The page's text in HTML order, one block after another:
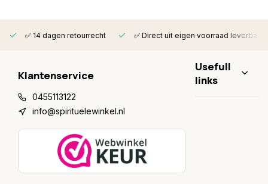
✅ 14 dagen retourrecht ✅ Direct uit eigen voorraad leverbaar
Klantenservice
0455113122
info@spirituelewinkel.nl
Usefull
links